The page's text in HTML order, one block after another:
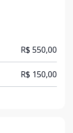
R$ 550,00
R$ 150,00